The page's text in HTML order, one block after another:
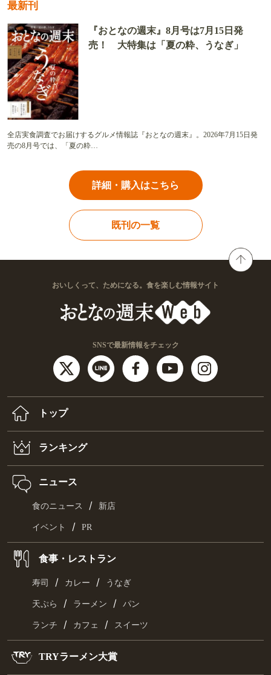
最新刊
『おとなの週末』8月号は7月15日発
売！ 大特集は「夏の粋、うなぎ」
全店実食調査でお届けするグルメ情報誌『おとなの週末』。2026年7月15日発
売の8月号では、「夏の粋…
詳細・購入はこちら
既刊の一覧
おいしくって、ためになる。食を楽しむ情報サイト
SNSで最新情報をチェック
トップ
ランキング
ニュース
食のニュース / 新店
イベント / PR
食事・レストラン
寿司 / カレー / うなぎ
天ぷら / ラーメン / パン
ランチ / カフェ / スイーツ
TRYラーメン大賞